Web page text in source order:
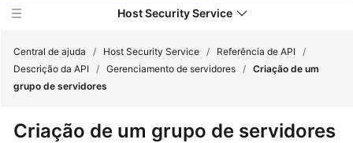
Host Security Service
de
Central de ajuda / Host Security Service / Referência de API /
Descrição da API / Gerenciamento de servidores / Criação de um
grupo de servidores
Criação de um grupo de servidores